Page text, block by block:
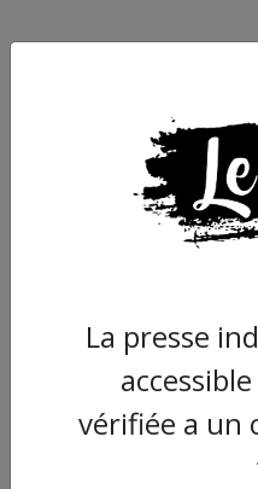
La presse
vérifiée a un